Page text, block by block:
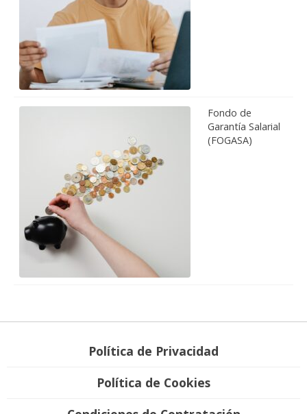
Fondo de
Garantía Salarial
(FOGASA)
Política de Privacidad
Política de Cookies